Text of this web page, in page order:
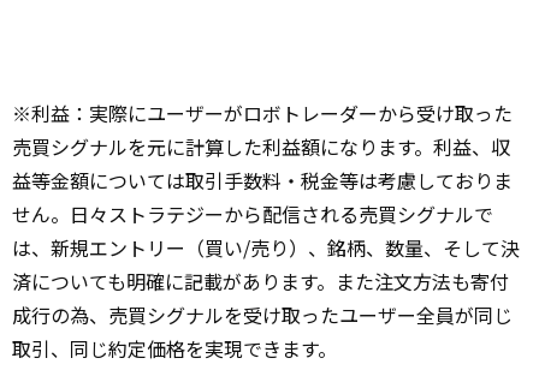
※利益：実際にユーザーがロボトレーダーから受け取った
売買シグナルを元に計算した利益額になります。利益、収
益等金額については取引手数料・税金等は考慮しておりま
せん。日々ストラテジーから配信される売買シグナルで
は、新規エントリー（買い/売り）、銘柄、数量、そして決
済についても明確に記載があります。また注文方法も寄付
成行の為、売買シグナルを受け取ったユーザー全員が同じ
取引、同じ約定価格を実現できます。